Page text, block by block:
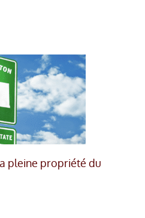
pleine propriété du